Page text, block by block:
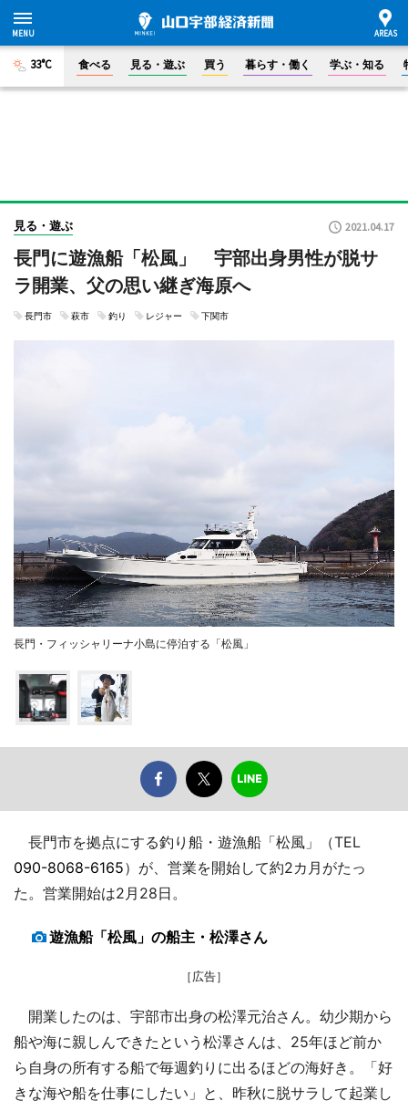
33°C 食べる 見る・遊ぶ 買う 暮らす・働く 学ぶ・知る
見る・遊ぶ 2021.04.17
長門に遊漁船「松風」 宇部出身男性が脱サ
ラ開業、父の思い継ぎ海原へ
長門市 萩市 釣り レジャー 下関市
長門・フィッシャリーナ小島に停泊する「松風」
長門市を拠点にする釣り船・遊漁船「松風」（TEL
090-8068-6165）が、営業を開始して約2カ月がたっ
た。営業開始は2月28日。
遊漁船「松風」の船主・松澤さん
［広告］
開業したのは、宇部市出身の松澤元治さん。幼少期から
船や海に親しんできたという松澤さんは、25年ほど前か
ら自身の所有する船で毎週釣りに出るほどの海好き。「好
きな海や船を仕事にしたい」と、昨秋に脱サラして起業し